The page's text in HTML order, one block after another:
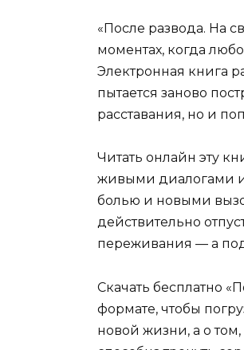
«После развода. На
моментах, когда
Электронная книга
пытается заново
расставания, но и
Читать онлайн эту
живыми диалогами и
болью и новыми
действительно
переживания — а
Скачать бесплатно
формате, чтобы
новой жизни, а о том,